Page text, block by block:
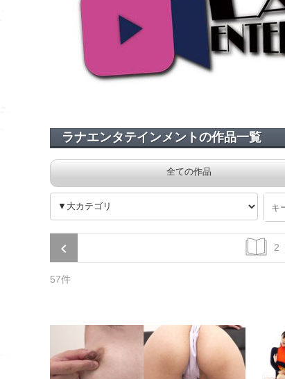
ラナエンタテインメントの作品一覧
全ての作品
57件
あなた